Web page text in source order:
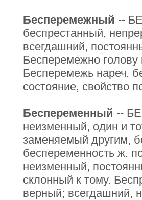
Бесперемежный --
беспрестанный,
всегдашний,
Бесперемежно
Бесперемежь нареч.
состояние, свойство
Беспеременный --
неизменный, один и
заменяемый другим,
беспеременность ж.
неизменный,
склонный к тому.
верный; всегдашний,